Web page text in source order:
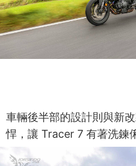
車輛後半部的設計則與新
悍，讓 Tracer 7 有著洗鍊